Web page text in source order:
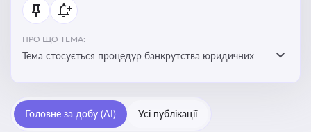
ПРО ЩО ТЕМА:
Тема стосується процедур банкрутства юридичних
Головне за добу (AI) Усі публікації